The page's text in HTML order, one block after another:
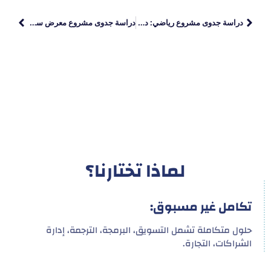
دراسة جدوى مشروع رياضي: دليلك للاستثمار الناجح دراسة جدوى مشروع معرض سيارات
لماذا تختارنا؟
تكامل غير مسبوق:
حلول متكاملة تشمل التسويق، البرمجة، الترجمة، إدارة
الشراكات، التجارة.